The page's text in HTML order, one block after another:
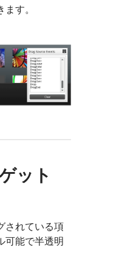
す。
ット
されている項
可能で半透明